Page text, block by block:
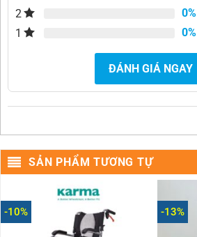
2
0%
1
0%
ĐÁNH GIÁ NGAY
SẢN PHẨM TƯƠNG TỰ
-10% -13%